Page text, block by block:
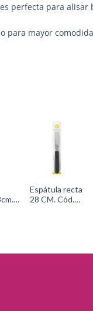
perfecta para
para mayor
Espátula recta
28 CM. Cód.